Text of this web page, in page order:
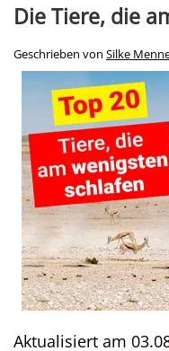
Die Tiere, die
Geschrieben von Silke
Aktualisiert am